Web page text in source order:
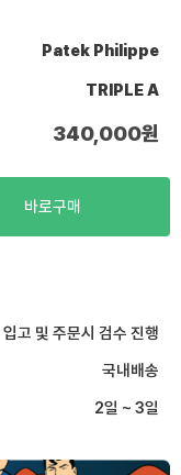
Patek Philippe
TRIPLE A
340,000원
바로구매
입고 및 주문시 검수 진행
국내배송
2일 ~ 3일